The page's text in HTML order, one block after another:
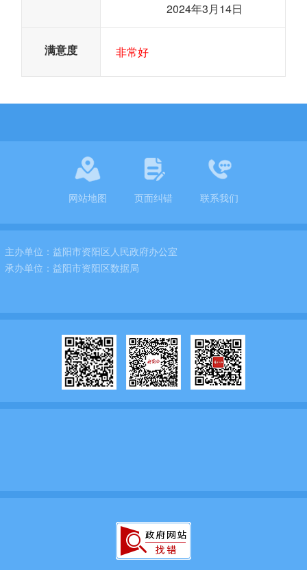
2024年3月14日
满意度 非常好
网站地图 页面纠错 联系我们
主办单位： 益阳市资阳区人民政府办公室
承办单位： 益阳市资阳区数据局